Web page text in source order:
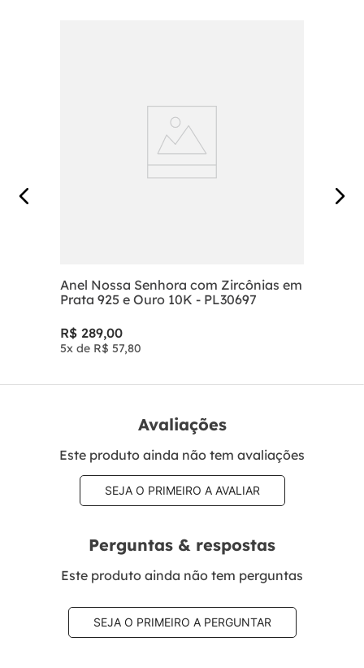
Anel Nossa Senhora com Zircônias em
Prata 925 e Ouro 10K - PL30697
R$ 289,00
5x de R$ 57,80
Avaliações
Este produto ainda não tem avaliações
SEJA O PRIMEIRO A AVALIAR
Perguntas & respostas
Este produto ainda não tem perguntas
SEJA O PRIMEIRO A PERGUNTAR